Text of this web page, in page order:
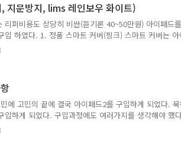
세요..ㅠ.ㅠ
지문방지, lims 레인보우 화이트)
퍼비용도 상당히 비싼(듣기론 40~50만원) 아이패드
입 하였다. 1. 정품 스마트 커버(핑크) 스마트 커버는 아
(8~9만원) 상당히 비싼감이 있다. 그렇다고 폴리우레탄
때가 좀 탄다는 평이 있지만 폴리우레탄 재질로 선택
" 라고 하셨다. ==> 색을 추천해달라 => 사나이..
에 고민의 끝에 결국 아이패드2를 구입하게 되었다.
입하게 되었다. 구입과정에도 여러가지를 생각해야 했
어디서 살것인지가 Apple 사의 제품을 살때의 가장 큰
, 하이마트 등등) 및 통신사(SK, KT)에서 구입할경우 불